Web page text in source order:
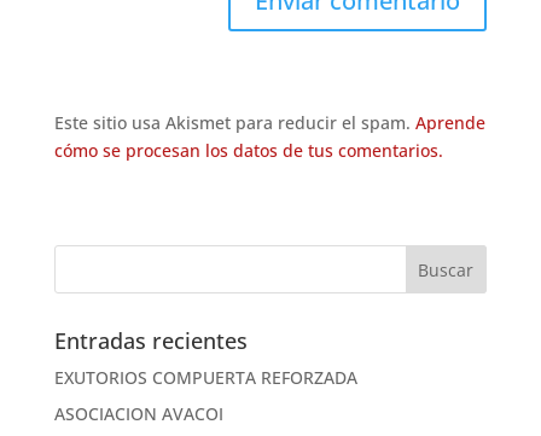
Este sitio usa Akismet para reducir el spam. Aprende
cómo se procesan los datos de tus comentarios.
Entradas recientes
EXUTORIOS COMPUERTA REFORZADA
ASOCIACION AVACOI